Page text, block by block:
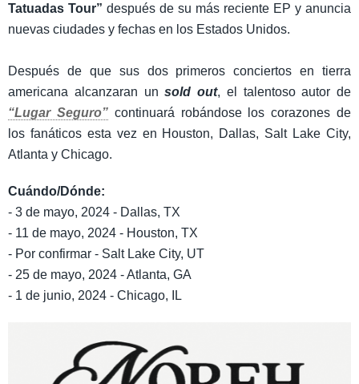
Tatuadas Tour” después de su más reciente EP y anuncia
nuevas ciudades y fechas en los Estados Unidos.
Después de que sus dos primeros conciertos en tierra
americana alcanzaran unsold out, el talentoso autor de
“Lugar Seguro”continuará robándose los corazones de
los fanáticos esta vez en Houston, Dallas, Salt Lake City,
Atlanta y Chicago.
Cuándo/Dónde:
- 3 de mayo, 2024 - Dallas, TX
- 11 de mayo, 2024 - Houston, TX
- Por confirmar - Salt Lake City, UT
- 25 de mayo, 2024 - Atlanta, GA
- 1 de junio, 2024 - Chicago, IL